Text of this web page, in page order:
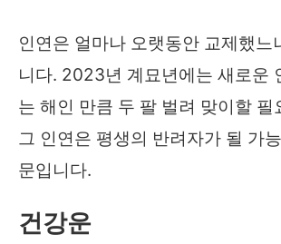
인연은 얼마나 오랫동안 교제했느
니다. 2023년 계묘년에는 새로운
는 해인 만큼 두 팔 벌려 맞이할 필
그 인연은 평생의 반려자가 될 가
문입니다.
건강운